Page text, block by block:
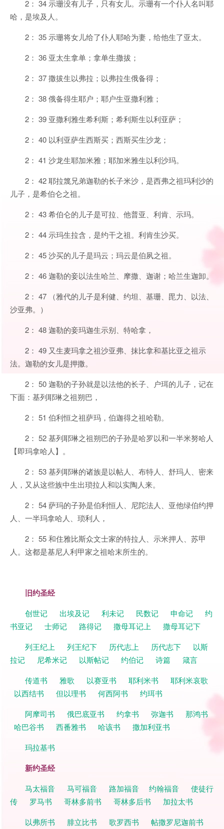
2： 34 示珊没有儿子，只有女儿。示珊有一个仆人名叫耶
哈，是埃及人。
2： 35 示珊将女儿给了仆人耶哈为妻，给他生了亚太。
2： 36 亚太生拿单；拿单生撒拔；
2： 37 撒拔生以弗拉；以弗拉生俄备得；
2： 38 俄备得生耶户；耶户生亚撒利雅；
2： 39 亚撒利雅生希利斯；希利斯生以利亚萨；
2： 40 以利亚萨生西斯买；西斯买生沙龙；
2： 41 沙龙生耶加米雅；耶加米雅生以利沙玛。
2： 42 耶拉篾兄弟迦勒的长子米沙，是西弗之祖玛利沙的
儿子，是希伯仑之祖。
2： 43 希伯仑的儿子是可拉、他普亚、利肯、示玛。
2： 44 示玛生拉含，是约干之祖。利肯生沙买。
2： 45 沙买的儿子是玛云；玛云是伯夙之祖。
2： 46 迦勒的妾以法生哈兰、摩撒、迦谢；哈兰生迦卸。
2： 47 （雅代的儿子是利健、约坦、基珊、毘力、以法、
沙亚弗。）
2： 48 迦勒的妾玛迦生示别、特哈拿，
2： 49 又生麦玛拿之祖沙亚弗、抹比拿和基比亚之祖示
法。迦勒的女儿是押撒。
2： 50 迦勒的子孙就是以法他的长子、户珥的儿子，记在
下面：基列耶琳之祖朔巴，
2： 51 伯利恒之祖萨玛，伯迦得之祖哈勒。
2： 52 基列耶琳之祖朔巴的子孙是哈罗以和一半米努哈人
【即玛拿哈人】。
2： 53 基列耶琳的诸族是以帖人、布特人、舒玛人、密来
人，又从这些族中生出琐拉人和以实陶人来。
2： 54 萨玛的子孙是伯利恒人、尼陀法人、亚他绿伯约押
人、一半玛拿哈人、琐利人，
2： 55 和住雅比斯众文士家的特拉人、示米押人、苏甲
人。这都是基尼人利甲家之祖哈末所生的。
旧约圣经
创世记 出埃及记 利未记 民数记 申命记
约
书亚记
士师记 路得记 撒母耳记上
撒母耳记下
列王纪上
列王纪下 历代志上 历代志下
以斯
拉记
尼希米记 以斯帖记 约伯记 诗篇
箴言
传道书
雅歌 以赛亚书 耶利米书
耶利米哀歌
以西结书
但以理书 何西阿书
约珥书
阿摩司书
俄巴底亚书 约拿书 弥迦书
那鸿书
哈巴谷书
西番雅书 哈该书
撒加利亚书
玛拉基书
新约圣经
马太福音 马可福音 路加福音 约翰福音
使徒行
传
罗马书 哥林多前书 哥林多后书
加拉太书
以弗所书
腓立比书 歌罗西书
帖撒罗尼迦前书